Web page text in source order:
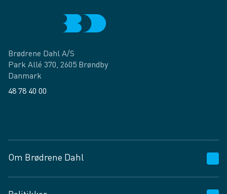
Brødrene Dahl A/S
Park Allé 370, 2605 Brøndby
Danmark
48 78 40 00
Om Brødrene Dahl